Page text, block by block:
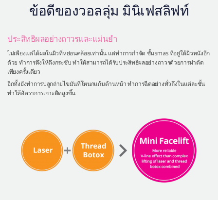
ข้อดีของวอลลุ่ม มินิเฟสลิฟท์
ประสิทธิผลอย่างถาวรและแม่นยำ
ไม่เพียงแต่ได้ผลในผิวที่หย่อนคล้อยเท่านั้น แต่ทำการกำจัด ชั้นsmas ที่อยู่ใต้ผิวหนังอีก
ด้วย ทำการดึงให้ตึงกระชับ ทำให้สามารถได้รับประสิทธิผลอย่างถาวรด้วยการผ่าตัด
เพียงครั้งเดียว
อีกทั้งยังทำการปลูกถ่ายไขมันที่โหนกแก้มด้านหน้า ทำการฉีดอย่างทั่วถึงในแต่ละชั้น
ทำให้อัตราการเกาะติดสูงขึ้น